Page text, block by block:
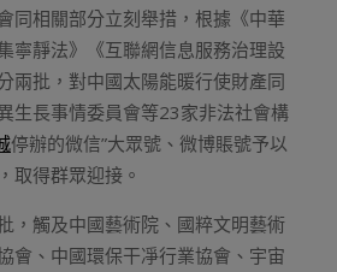
同相關部分立刻舉措，根據《中華
寧靜法》《互聯網信息服務治理設
兩批，對中國太陽能暖行使財產同
生長事情委員會等23家非法社會構
停辦的微信”大眾號、微博賬號予以
取得群眾迎接。
，觸及中國藝術院、國粹文明藝術
會、中國環保干凈行業協會、宇宙